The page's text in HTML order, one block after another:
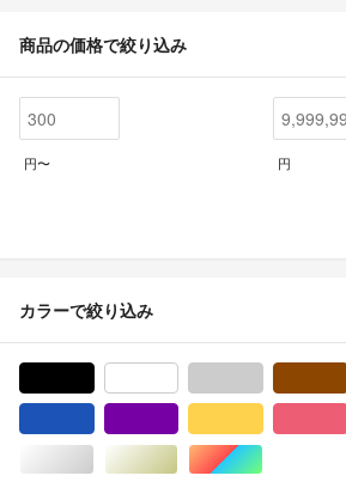
商品の価格で絞り込み
円〜 円
カラーで絞り込み
シルバー/銀色系ゴールド/金色系マルチカラー